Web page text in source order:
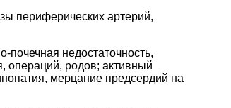
периферических артерий,
почечная недостаточность,
операций, родов; активный
мерцание предсердий на